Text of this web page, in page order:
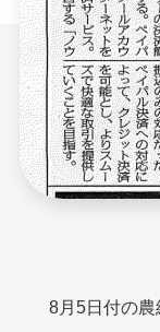
8月5日付の